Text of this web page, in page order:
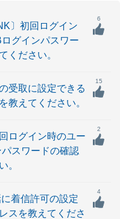
〕初回ログイン
グインパスワー
ください。
6
受取に設定できる
教えてください。
15
ログイン時のユー
スワードの確認
。
2
着信許可の設定
スを教えてくださ
4